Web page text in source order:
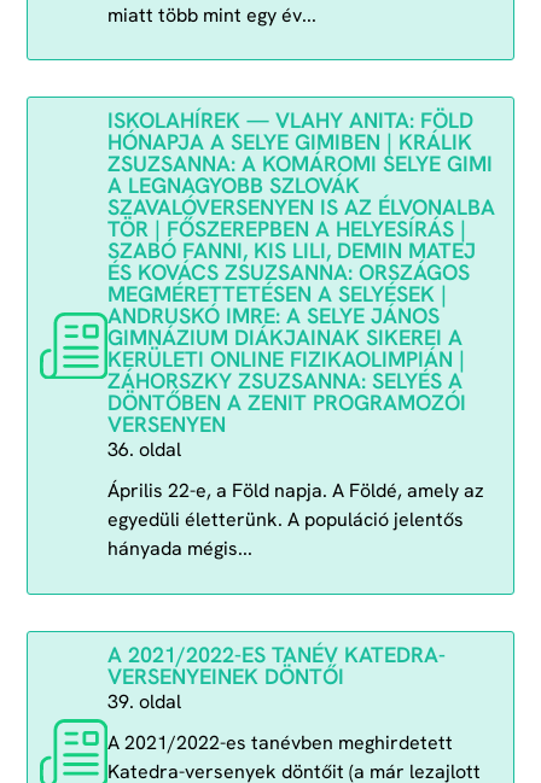
miatt több mint egy év...
ISKOLAHÍREK — VLAHY ANITA: FÖLD
HÓNAPJA A SELYE GIMIBEN | KRÁLIK
ZSUZSANNA: A KOMÁROMI SELYE GIMI
A LEGNAGYOBB SZLOVÁK
SZAVALÓVERSENYEN IS AZ ÉLVONALBA
TÖR | FŐSZEREPBEN A HELYESÍRÁS |
SZABÓ FANNI, KIS LILI, DEMIN MATEJ
ÉS KOVÁCS ZSUZSANNA: ORSZÁGOS
MEGMÉRETTETÉSEN A SELYÉSEK |
ANDRUSKÓ IMRE: A SELYE JÁNOS
GIMNÁZIUM DIÁKJAINAK SIKEREI A
KERÜLETI ONLINE FIZIKAOLIMPIÁN |
ZÁHORSZKY ZSUZSANNA: SELYÉS A
DÖNTŐBEN A ZENIT PROGRAMOZÓI
VERSENYEN
36. oldal
Április 22-e, a Föld napja. A Földé, amely az
egyedüli életterünk. A populáció jelentős
hányada mégis...
A 2021/2022-ES TANÉV KATEDRA-
VERSENYEINEK DÖNTŐI
39. oldal
A 2021/2022-es tanévben meghirdetett
Katedra-versenyek döntőit (a már lezajlott